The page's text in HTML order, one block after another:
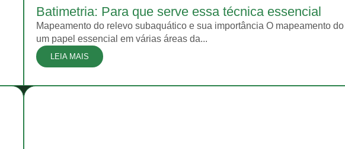
Batimetria: Para que serve essa técnica essencial
Mapeamento do relevo subaquático e sua importância O mapeamento
um papel essencial em várias áreas da...
LEIA MAIS